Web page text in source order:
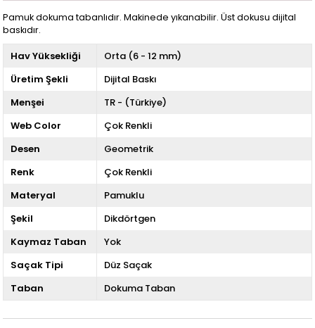
Pamuk dokuma tabanlıdır. Makinede yıkanabilir. Üst dokusu dijital
baskıdır.
Hav Yüksekliği
Orta (6 - 12 mm)
Üretim Şekli
Dijital Baskı
Menşei
TR - (Türkiye)
Web Color
Çok Renkli
Desen
Geometrik
Renk
Çok Renkli
Materyal
Pamuklu
Şekil
Dikdörtgen
Kaymaz Taban
Yok
Saçak Tipi
Düz Saçak
Taban
Dokuma Taban